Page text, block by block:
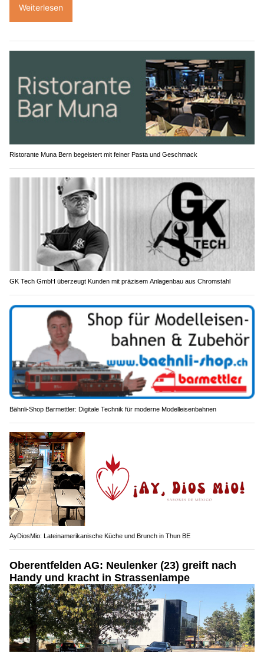
Weiterlesen
Ristorante Muna Bern begeistert mit feiner Pasta und Geschmack
GK Tech GmbH überzeugt Kunden mit präzisem Anlagenbau aus Chromstahl
Bähnli-Shop Barmettler: Digitale Technik für moderne Modelleisenbahnen
AyDiosMio: Lateinamerikanische Küche und Brunch in Thun BE
Oberentfelden AG: Neulenker (23) greift nach
Handy und kracht in Strassenlampe